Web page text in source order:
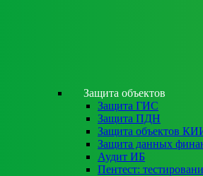
Защита объектов
Защита ГИС
Защита ПДН
Защита объектов
Защита данных
Аудит ИБ
Пентест: